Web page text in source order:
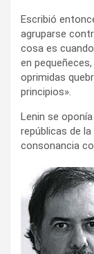
Escribió
agruparse
cosa es
en
oprimidas
principios».
Lenin se
repúblicas de
consonancia